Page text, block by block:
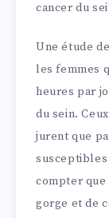
cancer du
Une étude
les femmes
heures par
du sein.
jurent que
susceptibles
compter que
gorge et de